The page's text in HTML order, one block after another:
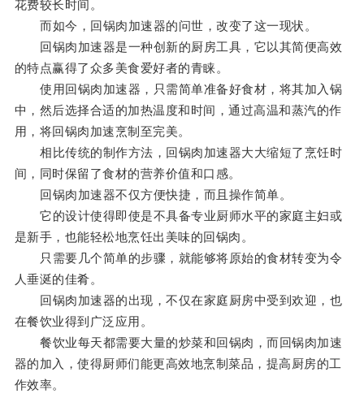
花费较长时间。
而如今，回锅肉加速器的问世，改变了这一现状。
回锅肉加速器是一种创新的厨房工具，它以其简便高效
的特点赢得了众多美食爱好者的青睐。
使用回锅肉加速器，只需简单准备好食材，将其加入锅
中，然后选择合适的加热温度和时间，通过高温和蒸汽的作
用，将回锅肉加速烹制至完美。
相比传统的制作方法，回锅肉加速器大大缩短了烹饪时
间，同时保留了食材的营养价值和口感。
回锅肉加速器不仅方便快捷，而且操作简单。
它的设计使得即使是不具备专业厨师水平的家庭主妇或
是新手，也能轻松地烹饪出美味的回锅肉。
只需要几个简单的步骤，就能够将原始的食材转变为令
人垂涎的佳肴。
回锅肉加速器的出现，不仅在家庭厨房中受到欢迎，也
在餐饮业得到广泛应用。
餐饮业每天都需要大量的炒菜和回锅肉，而回锅肉加速
器的加入，使得厨师们能更高效地烹制菜品，提高厨房的工
作效率。